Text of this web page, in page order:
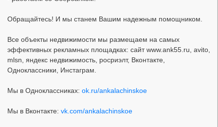
Обращайтесь! И мы станем Вашим надежным помощником.
Все объекты недвижимости мы размещаем на самых
эффективных рекламных площадках: сайт www.ank55.ru , avito,
mlsn, яндекс недвижимость, росриэлт, Вконтакте,
Одноклассники, Инстаграм.
Мы в Одноклассниках: ok.ru/ankalachinskoe
Мы в Вконтакте: vk.com/ankalachinskoe